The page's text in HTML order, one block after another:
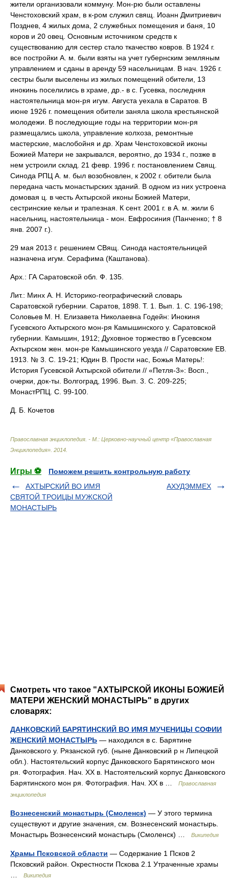
жители организовали коммуну. Мон-рю были оставлены
Ченстоховский храм, в к-ром служил свящ. Иоанн Дмитриевич
Позднев, 4 жилых дома, 2 служебных помещения и баня, 10
коров и 20 овец. Основным источником средств к
существованию для сестер стало ткачество ковров. В 1924 г.
все постройки А. м. были взяты на учет губернским земляным
управлением и сданы в аренду 59 насельницам. В нач. 1926 г.
сестры были выселены из жилых помещений обители, 13
инокинь поселились в храме, др.- в с. Гусевка, последняя
настоятельница мон-ря игум. Августа уехала в Саратов. В
июне 1926 г. помещения обители заняла школа крестьянской
молодежи. В последующие годы на территории мон-ря
размещались школа, управление колхоза, ремонтные
мастерские, маслобойня и др. Храм Ченстоховской иконы
Божией Матери не закрывался, вероятно, до 1934 г., позже в
нем устроили склад. 21 февр. 1996 г. постановлением Свящ.
Синода РПЦ А. м. был возобновлен, к 2002 г. обители была
передана часть монастырских зданий. В одном из них устроена
домовая ц. в честь Ахтырской иконы Божией Матери,
сестринские кельи и трапезная. К сент. 2001 г. в А. м. жили 6
насельниц, настоятельница - мон. Евфросиния (Панченко; † 8
янв. 2007 г.).
29 мая 2013 г. решением СВящ. Синода настоятельницей
назначена игум. Серафима (Каштанова).
Арх.: ГА Саратовской обл. Ф. 135.
Лит.: Минх А. Н. Историко-географический словарь
Саратовской губернии. Саратов, 1898. Т. 1. Вып. 1. С. 196-198;
Соловьев М. Н. Елизавета Николаевна Годейн: Инокиня
Гусевского Ахтырского мон-ря Камышинского у. Саратовской
губернии. Камышин, 1912; Духовное торжество в Гусевском
Ахтырском жен. мон-ре Камышинского уезда // Саратовские ЕВ.
1913. № 3. С. 19-21; Юдин В. Прости нас, Божья Матерь!:
История Гусевской Ахтырской обители // «Петля-3»: Восп.,
очерки, док-ты. Волгоград, 1996. Вып. 3. С. 209-225;
МонастРПЦ. С. 99-100.
Д. Б. Кочетов
Православная энциклопедия. - М.: Церковно-научный центр «Православная
Энциклопедия» 2014
Игры ⚽
Поможем решить контрольную работу
АХТЫРСКИЙ ВО ИМЯ
СВЯТОЙ ТРОИЦЫ МУЖСКОЙ
МОНАСТЫРЬ
АХУДЭММЕХ
Смотреть что такое "АХТЫРСКОЙ ИКОНЫ БОЖИЕЙ
МАТЕРИ ЖЕНСКИЙ МОНАСТЫРЬ" в других
словарях:
ДАНКОВСКИЙ БАРЯТИНСКИЙ ВО ИМЯ МУЧЕНИЦЫ СОФИИ
ЖЕНСКИЙ МОНАСТЫРЬ — находился в с. Барятине
Данковского у. Рязанской губ. (ныне Данковский р н Липецкой
обл.). Настоятельский корпус Данковского Барятинского мон
ря. Фотография. Нач. XX в. Настоятельский корпус Данковского
Барятинского мон ря. Фотография. Нач. XX в …
Православная
энциклопедия
Вознесенский монастырь (Смоленск) — У этого термина
существуют и другие значения, см. Вознесенский монастырь.
Монастырь Вознесенский монастырь (Смоленск) …
Википедия
Храмы Псковской области — Содержание 1 Псков 2
Псковский район. Окрестности Пскова 2.1 Утраченные храмы
Википедия